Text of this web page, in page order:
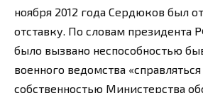
ноября 2012 года Сердюков был
отставку. По словам президента
было вызвано неспособностью
военного ведомства
собственностью Министерства